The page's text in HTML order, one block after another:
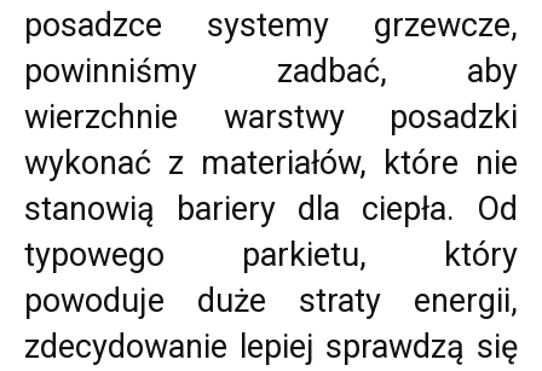
posadzce systemy grzewcze,
powinniśmy zadbać, aby
wierzchnie warstwy posadzki
wykonać z materiałów, które nie
stanowią bariery dla ciepła. Od
typowego parkietu, który
powoduje duże straty energii,
zdecydowanie lepiej sprawdzą się